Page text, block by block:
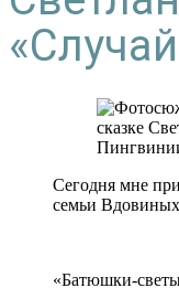
Сегодня мне
семьи
«Батюшки-